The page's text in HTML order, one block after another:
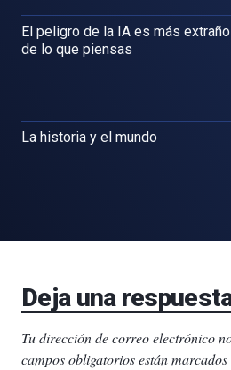
El peligro de la IA es más extraño
de lo que piensas
La historia y el mundo
Deja una
Tu dirección de correo electrónico
campos obligatorios están marcados